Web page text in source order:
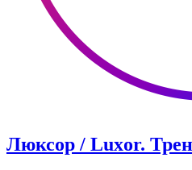
Люксор / Luxor.